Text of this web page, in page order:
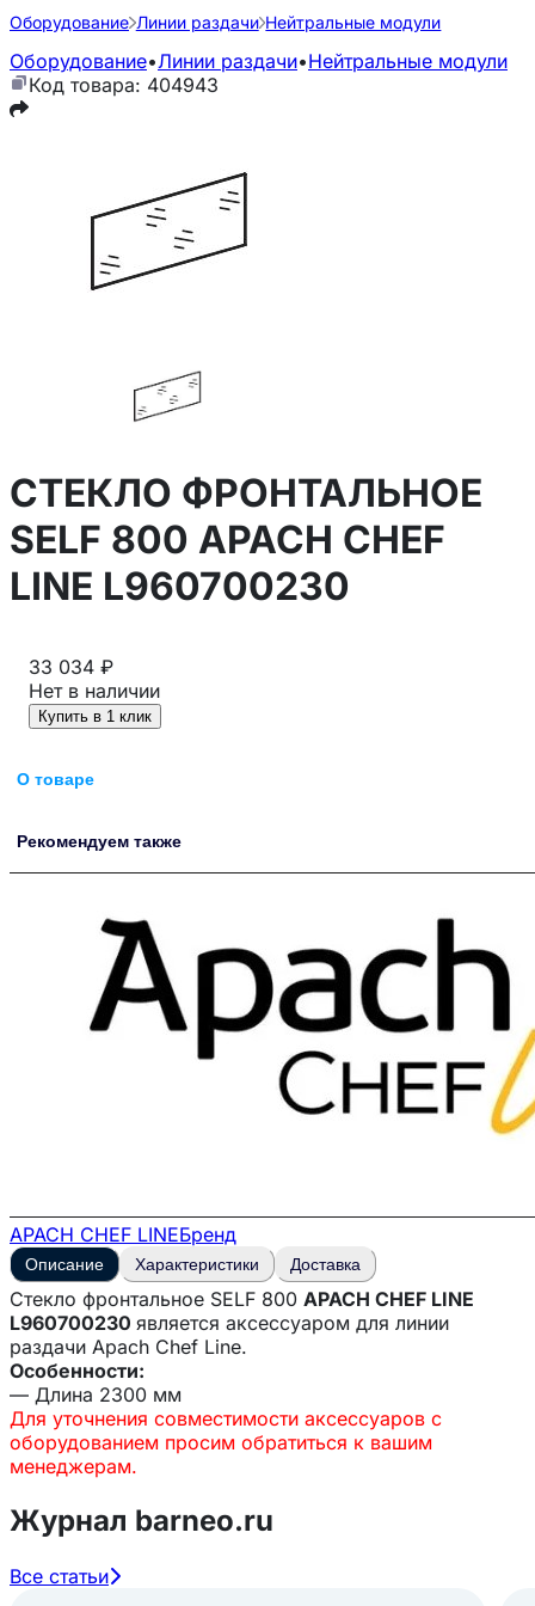
Оборудование Линии раздачи Нейтральные модули
Оборудование•Линии раздачи•Нейтральные модули
Код товара: 404943
СТЕКЛО ФРОНТАЛЬНОЕ
SELF 800 APACH CHEF
LINE L960700230
33 034 ₽
Нет в наличии
Купить в 1 клик
О товаре
Рекомендуем также
APACH CHEF LINEБренд
Описание Характеристики Доставка
Стекло фронтальное SELF 800 APACH CHEF LINE
L960700230 является аксессуаром для линии
раздачи Apach Chef Line.
Особенности:
— Длина 2300 мм
Для уточнения совместимости аксессуаров с
оборудованием просим обратиться к вашим
менеджерам.
Журнал barneo.ru
Все статьи